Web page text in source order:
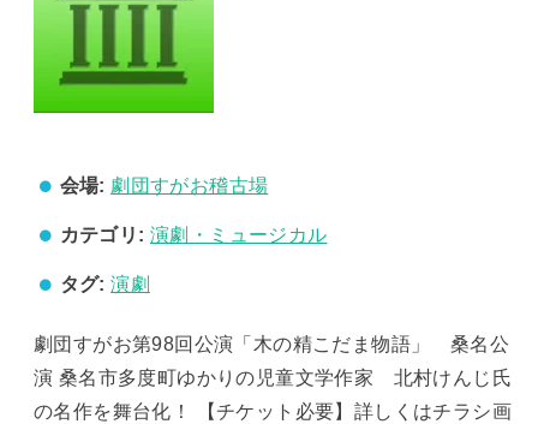
会場: 劇団すがお稽古場
カテゴリ: 演劇・ミュージカル
タグ: 演劇
劇団すがお第98回公演「木の精こだま物語」 桑名公
演 桑名市多度町ゆかりの児童文学作家 北村けんじ氏
の名作を舞台化！ 【チケット必要】詳しくはチラシ画